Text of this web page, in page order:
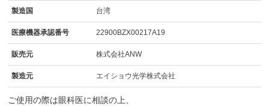
製造国 台湾
医療機器承認番号 22900BZX00217A19
販売元 株式会社ANW
製造元 エイショウ光学株式会社
ご使用の際は眼科医に相談の上、